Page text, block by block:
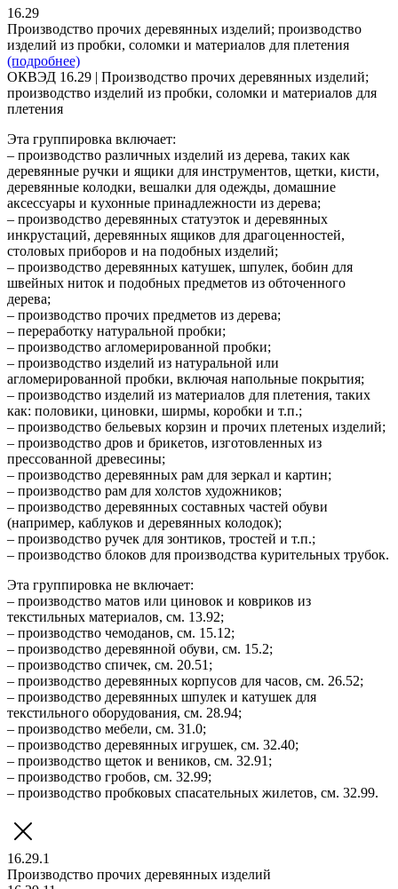
16.29
Производство прочих деревянных изделий; производство
изделий из пробки, соломки и материалов для плетения
(подробнее)
ОКВЭД 16.29 | Производство прочих деревянных изделий;
производство изделий из пробки, соломки и материалов для
плетения
Эта группировка включает:
– производство различных изделий из дерева, таких как
деревянные ручки и ящики для инструментов, щетки, кисти,
деревянные колодки, вешалки для одежды, домашние
аксессуары и кухонные принадлежности из дерева;
– производство деревянных статуэток и деревянных
инкрустаций, деревянных ящиков для драгоценностей,
столовых приборов и на подобных изделий;
– производство деревянных катушек, шпулек, бобин для
швейных ниток и подобных предметов из обточенного
дерева;
– производство прочих предметов из дерева;
– переработку натуральной пробки;
– производство агломерированной пробки;
– производство изделий из натуральной или
агломерированной пробки, включая напольные покрытия;
– производство изделий из материалов для плетения, таких
как: половики, циновки, ширмы, коробки и т.п.;
– производство бельевых корзин и прочих плетеных изделий;
– производство дров и брикетов, изготовленных из
прессованной древесины;
– производство деревянных рам для зеркал и картин;
– производство рам для холстов художников;
– производство деревянных составных частей обуви
(например, каблуков и деревянных колодок);
– производство ручек для зонтиков, тростей и т.п.;
– производство блоков для производства курительных трубок.
Эта группировка не включает:
– производство матов или циновок и ковриков из
текстильных материалов, см. 13.92;
– производство чемоданов, см. 15.12;
– производство деревянной обуви, см. 15.2;
– производство спичек, см. 20.51;
– производство деревянных корпусов для часов, см. 26.52;
– производство деревянных шпулек и катушек для
текстильного оборудования, см. 28.94;
– производство мебели, см. 31.0;
– производство деревянных игрушек, см. 32.40;
– производство щеток и веников, см. 32.91;
– производство гробов, см. 32.99;
– производство пробковых спасательных жилетов, см. 32.99.
16.29.1
Производство прочих деревянных изделий